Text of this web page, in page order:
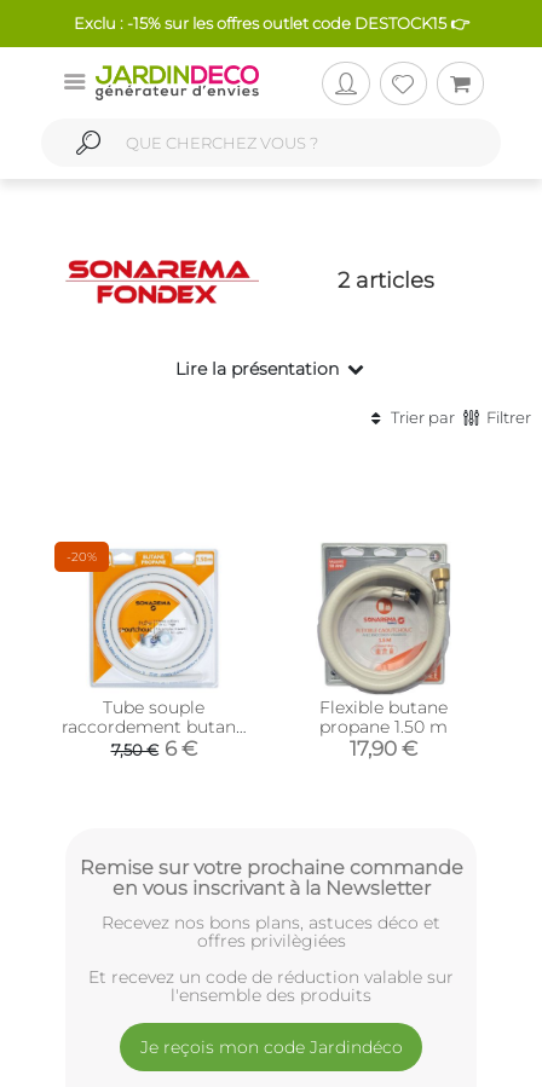
Exclu : -15% sur les offres outlet code DESTOCK15 👉
2 articles
Lire la présentation
Trier par Filtrer
-20%
Tube souple
raccordement butane
propane 1.50 m
7,50 € 6 €
Flexible butane
propane 1.50 m
17,90 €
Remise sur votre prochaine commande
en vous inscrivant à la Newsletter
Recevez nos bons plans, astuces déco et
offres privilègiées
Et recevez un code de réduction valable sur
l'ensemble des produits
Je reçois mon code Jardindéco